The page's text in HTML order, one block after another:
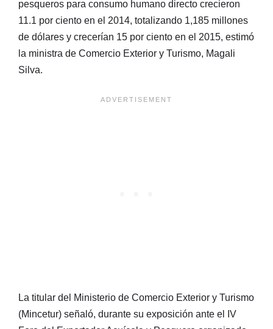
pesqueros para consumo humano directo crecieron
11.1 por ciento en el 2014, totalizando 1,185 millones
de dólares y crecerían 15 por ciento en el 2015‎, estimó
la ministra de Comercio Exterior y Turismo, Magali
Silva.
La titular del Ministerio de Comercio Exterior y Turismo
(Mincetur) señaló, durante su exposición ante el IV